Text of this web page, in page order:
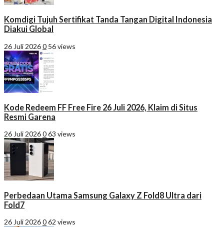
Komdigi Tujuh Sertifikat Tanda Tangan Digital Indonesia
Diakui Global
26 Juli 20260 56 views
Kode Redeem FF Free Fire 26 Juli 2026, Klaim di Situs
Resmi Garena
26 Juli 2026063 views
Perbedaan Utama Samsung Galaxy Z Fold8 Ultra dari
Fold7
26 Juli 2026062 views